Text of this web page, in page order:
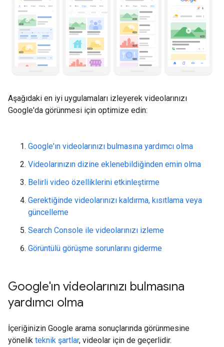
Aşağıdaki en iyi uygulamaları izleyerek videolarınızı
Google'da görünmesi için optimize edin:
Google'ın videolarınızı bulmasına yardımcı olma
Videolarınızın dizine eklenebildiğinden emin olma
Belirli video özelliklerini etkinleştirme
Gerektiğinde videolarınızı kaldırma, kısıtlama veya
güncelleme
Search Console ile videolarınızı izleme
Görüntülü görüşme sorunlarını giderme
Google'ın videolarınızı bulmasına
yardımcı olma
İçeriğinizin Google arama sonuçlarında görünmesine
yönelik teknik şartlar, videolar için de geçerlidir.